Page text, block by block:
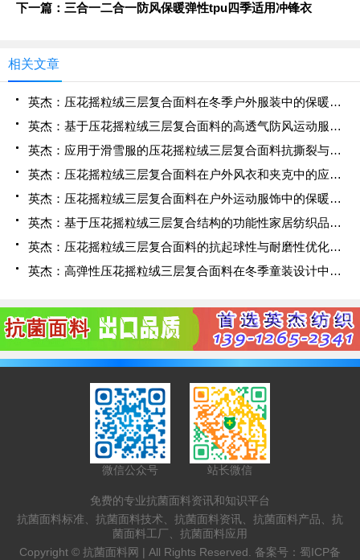
下一篇：三合一二合一防风保暖弹性tpu四季适用冲锋衣
相关文章
英杰：压花摇粒绒三层复合面料在冬季户外服装中的保暖性能优化研究
英杰：基于压花摇粒绒三层复合面料的高透气防风运动服饰开发
英杰：应用于滑雪服的压花摇粒绒三层复合面料抗撕裂与耐磨性提升技术
英杰：压花摇粒绒三层复合面料在户外风衣和夹克中的应用与性能
英杰：压花摇粒绒三层复合面料在户外运动服饰中的保暖与透气性能研究
英杰：基于压花摇粒绒三层复合结构的功能性家居纺织品开发与应用
英杰：压花摇粒绒三层复合面料的抗起球性与耐磨性优化技术分析
英杰：高弹性压花摇粒绒三层复合面料在冬季童装设计中的应用实践
微信公众号 站长微信
免费的专业抗菌面料资讯和知识平台
抗菌面料标准、抗菌面料技术、抗菌面料资讯、抗菌面料产品、抗
菌面料工厂、抗菌面料应用
Copyright © 抗菌面料网 | All Rights Reserved. 备案号： 蜀ICP备